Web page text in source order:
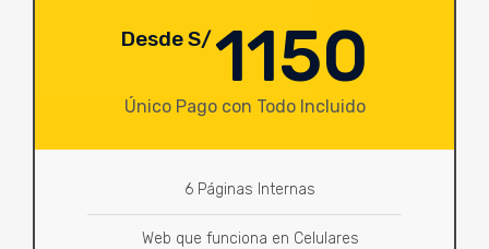
Desde S/1150
Único Pago con Todo Incluido
6 Páginas Internas
Web que funciona en Celulares